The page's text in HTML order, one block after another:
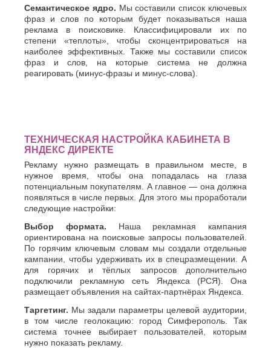
К
Казань
Калининград
Калуга
Каменск-
Уральский
Киров
Кисловодск
Ковров
Коломна
Копейск
Кострома
Красногорск
Краснодар
Курган
Курск
Л
Липецк
Люберцы
М
Магнитогорск
Майкоп
Судак
Сургут
Сызрань
Сыктывкар
Тольятти
Тула
У
Ульяновск
Уфа
Ф
Феодосия
Х
Хасавюрт
Химки
Ч
Чебоксары
Семантическое ядро. Мы составили список ключевых
фраз и слов по которым будет показываться наша
реклама в поисковике. Классифицировали их по
степени «теплоты», чтобы сконцентрироваться на
наиболее эффективных. Также мы составили список
фраз и слов, на которые система не должна
реагировать (минус-фразы и минус-слова).
ТЕХНИЧЕСКАЯ НАСТРОЙКА КАБИНЕТА В
ЯНДЕКС ДИРЕКТЕ
Рекламу нужно размещать в правильном месте, в
нужное время, чтобы она попадалась на глаза
потенциальным покупателям. А главное — она должна
появляться в числе первых. Для этого мы проработали
следующие настройки:
Выбор формата. Наша рекламная кампания
ориентирована на поисковые запросы пользователей.
По горячим ключевым словам мы создали отдельные
кампании, чтобы удерживать их в спецразмещении. А
для горячих и тёплых запросов дополнительно
подключили рекламную сеть Яндекса (РСЯ). Она
размещает объявления на сайтах-партнёрах Яндекса.
Таргетинг. Мы задали параметры целевой аудитории,
в том числе геолокацию: город Симферополь. Так
система точнее выбирает пользователей, которым
нужно показать рекламу.